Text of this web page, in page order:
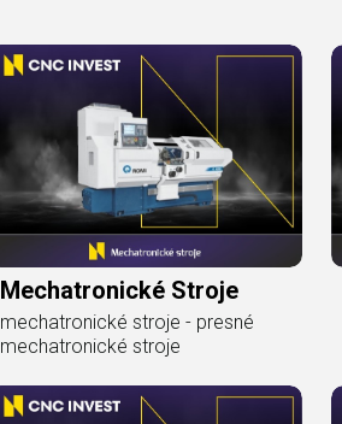
Mechatronické Stroje
mechatronické stroje - presné
mechatronické stroje